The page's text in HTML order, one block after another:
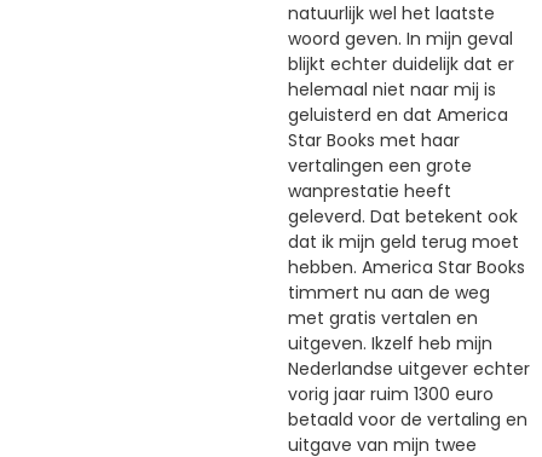
natuurlijk wel het laatste
woord geven. In mijn geval
blijkt echter duidelijk dat er
helemaal niet naar mij is
geluisterd en dat America
Star Books met haar
vertalingen een grote
wanprestatie heeft
geleverd. Dat betekent ook
dat ik mijn geld terug moet
hebben. America Star Books
timmert nu aan de weg
met gratis vertalen en
uitgeven. Ikzelf heb mijn
Nederlandse uitgever echter
vorig jaar ruim 1300 euro
betaald voor de vertaling en
uitgave van mijn twee